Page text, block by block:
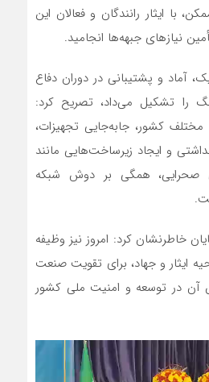
با ایثار رانندگان و فعالان این
نیازهای جبهه‌ها انجامید.
آماد و پشتیبانی در دوران دفاع
را تشکیل می‌داد، تصریح کرد:
مختلف کشور، جابه‌جایی تجهیزات،
و ایجاد زیرساخت‌هایی مانند
صحرایی، همگی بر دوش شبکه
خاطرنشان کرد: امروز نیز وظیفه
ایثار و جهاد، برای تقویت صنعت
آن در توسعه و امنیت ملی کشور